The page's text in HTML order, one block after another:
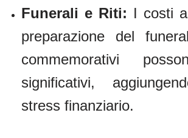
Funerali e Riti: I costi
preparazione del
commemorativi
significativi,
stress finanziario.